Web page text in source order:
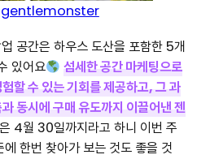
공간은 하우스 도산을 포함한 5개
있어요
섬세한 공간 마케팅으로
할 수 있는 기회를 제공하고, 그 과
동시에 구매 유도까지 이끌어낸 젠
4월 30일까지라고 하니 이번 주
한번 찾아가 보는 것도 좋을 것